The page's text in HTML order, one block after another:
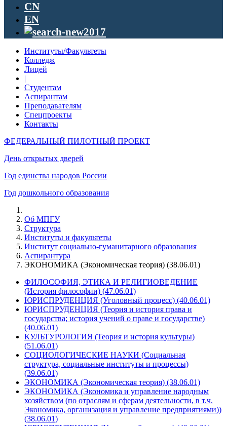
CN
EN
Институты/Факультеты
Колледж
Лицей
|
Студентам
Аспирантам
Преподавателям
Спецпроекты
Контакты
ФЕДЕРАЛЬНЫЙ ПИЛОТНЫЙ ПРОЕКТ
День открытых дверей
Год единства народов России
Год дошкольного образования
Об МПГУ
Структура
Институты и факультеты
Институт социально-гуманитарного образования
Аспирантура
ЭКОНОМИКА (Экономическая теория) (38.06.01)
ФИЛОСОФИЯ, ЭТИКА И РЕЛИГИОВЕДЕНИЕ
(История философии) (47.06.01)
ЮРИСПРУДЕНЦИЯ (Уголовный процесс) (40.06.01)
ЮРИСПРУДЕНЦИЯ (Теория и история права и
государства; история учений о праве и государстве)
(40.06.01)
КУЛЬТУРОЛОГИЯ (Теория и история культуры)
(51.06.01)
СОЦИОЛОГИЧЕСКИЕ НАУКИ (Социальная
структура, социальные институты и процессы)
(39.06.01)
ЭКОНОМИКА (Экономическая теория) (38.06.01)
ЭКОНОМИКА (Экономика и управление народным
хозяйством (по отраслям и сферам деятельности, в т.ч.
Экономика, организация и управление предприятиями))
(38.06.01)